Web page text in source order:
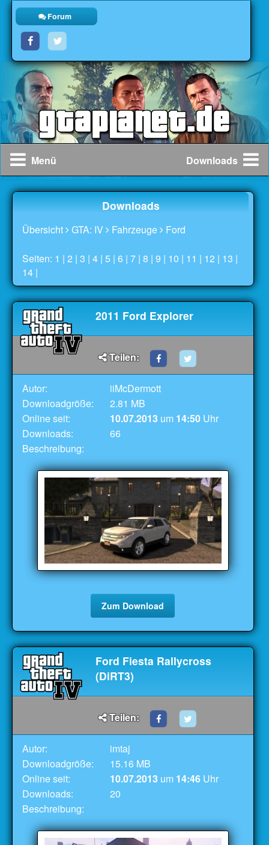
Forum
Menü Downloads
Downloads
Übersicht GTA: IV Fahrzeuge Ford
Seiten: 1 |2 |3 |4 |5 |6 |7 |8 |9 | 10 | 11 | 12 | 13 |
14 |
2011 Ford Explorer
Teilen:
Autor:
iiMcDermott
Downloadgröße:
2.81 MB
Online seit:
10.07.2013 um 14:50 Uhr
Downloads:
66
Beschreibung:
Zum Download
Ford Fiesta Rallycross
(DiRT3)
Teilen:
Autor:
imtaj
Downloadgröße:
15.16 MB
Online seit:
10.07.2013 um 14:46 Uhr
Downloads:
20
Beschreibung: